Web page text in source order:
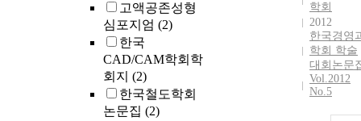
고액공존성형
심포지엄 (2)
한국
CAD/CAM학회학
회지 (2)
한국철도학회
논문집 (2)
학회
2012
한국경영
학회 학술
대회논문
Vol.2012
No.5